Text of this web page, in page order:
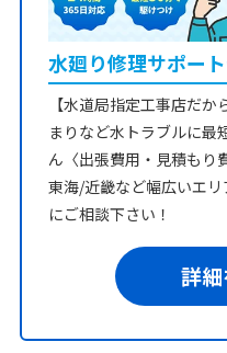
水廻り修理サポー
【水道局指定工事店だ
まりなど水トラブルに最
ん〈出張費用・見積もり
東海/近畿など幅広いエ
にご相談下さい！
詳